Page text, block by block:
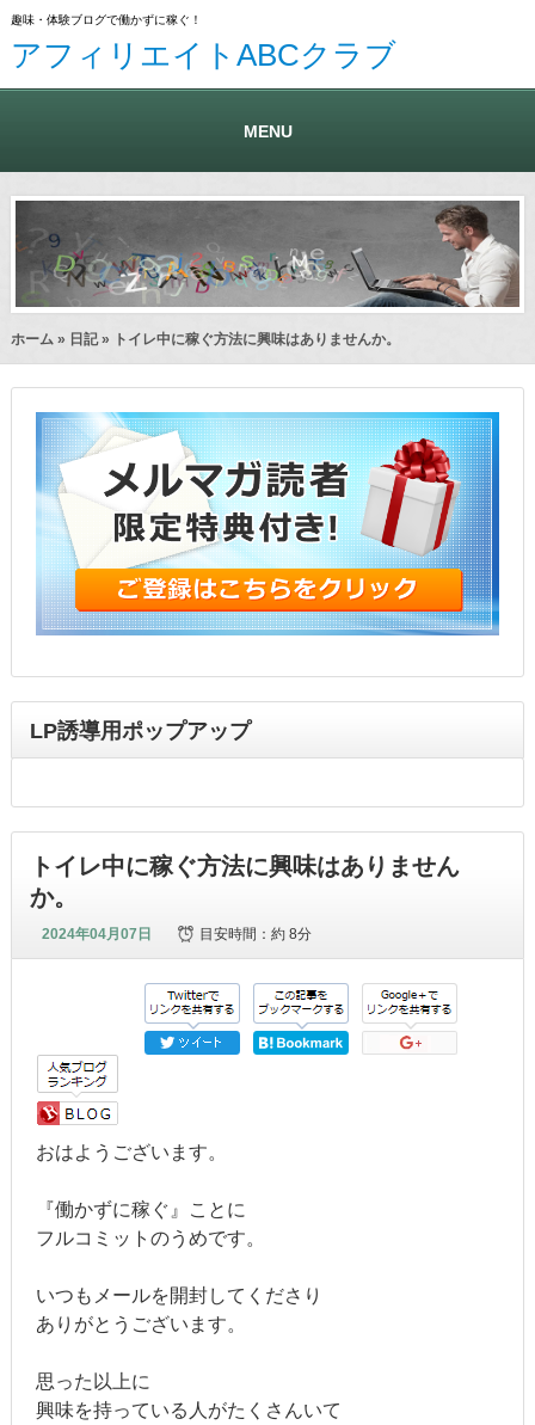
趣味・体験ブログで働かずに稼ぐ！
アフィリエイトABCクラブ
MENU
ホーム » 日記» トイレ中に稼ぐ方法に興味はありませんか。
LP誘導用ポップアップ
トイレ中に稼ぐ方法に興味はありません
か。
2024年04月07日 目安時間：約 8分
おはようございます。
『働かずに稼ぐ』ことに
フルコミットのうめです。
いつもメールを開封してくださり
ありがとうございます。
思った以上に
興味を持っている人がたくさんいて